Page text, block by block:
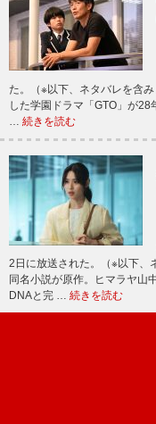
た。（※以下、ネタバレを含
した学園ドラマ「GTO」が
… 続きを読む
2日に放送された。（※以下
同名小説が原作。ヒマラヤ山
DNAと完 … 続きを読む